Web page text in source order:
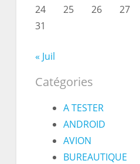
24
25 26 27
31
« Juil
Catégories
A TESTER
ANDROID
AVION
BUREAUTIQUE